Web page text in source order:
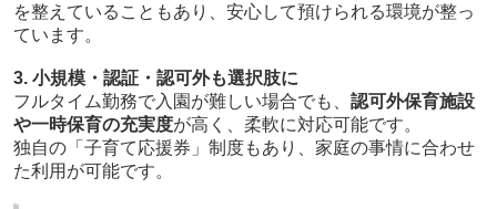
を整えていることもあり、安心して預けられる環境が整っ
ています。
3. 小規模・認証・認可外も選択肢に
フルタイム勤務で入園が難しい場合でも、 認可外保育施設
や一時保育の充実度が高く、柔軟に対応可能です。
独自の「子育て応援券」制度もあり、家庭の事情に合わせ
た利用が可能です。